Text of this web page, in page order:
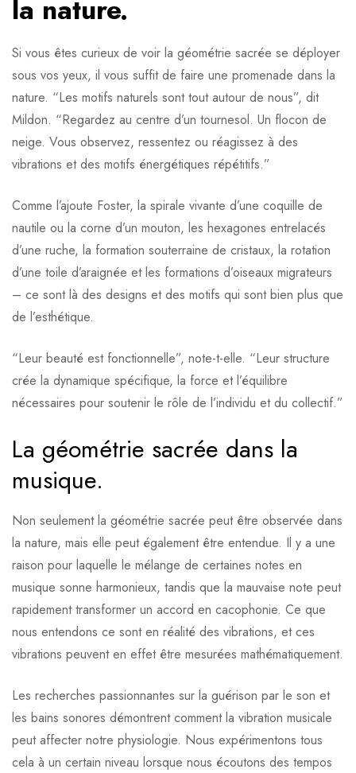
la nature.
Si vous êtes curieux de voir la géométrie sacrée se déployer
sous vos yeux, il vous suffit de faire une promenade dans la
nature. “Les motifs naturels sont tout autour de nous”, dit
Mildon. “Regardez au centre d’un tournesol. Un flocon de
neige. Vous observez, ressentez ou réagissez à des
vibrations et des motifs énergétiques répétitifs.”
Comme l’ajoute Foster, la spirale vivante d’une coquille de
nautile ou la corne d’un mouton, les hexagones entrelacés
d’une ruche, la formation souterraine de cristaux, la rotation
d’une toile d’araignée et les formations d’oiseaux migrateurs
– ce sont là des designs et des motifs qui sont bien plus que
de l’esthétique.
“Leur beauté est fonctionnelle”, note-t-elle. “Leur structure
crée la dynamique spécifique, la force et l’équilibre
nécessaires pour soutenir le rôle de l’individu et du collectif.”
La géométrie sacrée dans la
musique.
Non seulement la géométrie sacrée peut être observée dans
la nature, mais elle peut également être entendue. Il y a une
raison pour laquelle le mélange de certaines notes en
musique sonne harmonieux, tandis que la mauvaise note peut
rapidement transformer un accord en cacophonie. Ce que
nous entendons ce sont en réalité des vibrations, et ces
vibrations peuvent en effet être mesurées mathématiquement.
Les recherches passionnantes sur la guérison par le son et
les bains sonores démontrent comment la vibration musicale
peut affecter notre physiologie. Nous expérimentons tous
cela à un certain niveau lorsque nous écoutons des tempos